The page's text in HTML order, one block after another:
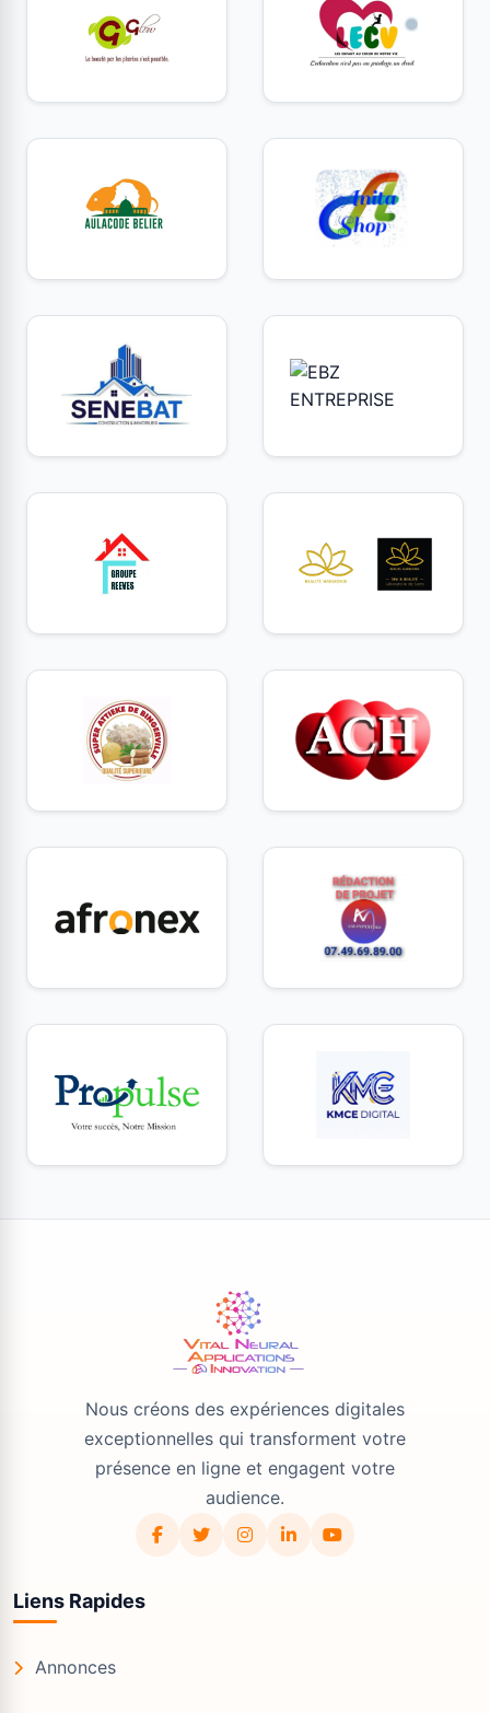
Nous créons des expériences digitales
exceptionnelles qui transforment votre
présence en ligne et engagent votre
audience.
Liens Rapides
Annonces